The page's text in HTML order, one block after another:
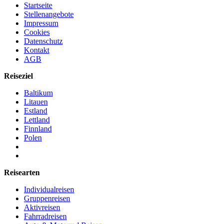
Startseite
Stellenangebote
Impressum
Cookies
Datenschutz
Kontakt
AGB
Reiseziel
Baltikum
Litauen
Estland
Lettland
Finnland
Polen
Reisearten
Individualreisen
Gruppenreisen
Aktivreisen
Fahrradreisen